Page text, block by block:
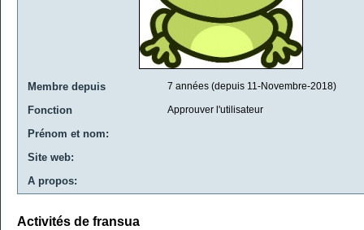
Membre depuis 7 années (depuis 11-Novembre-2018)
Fonction Approuver l'utilisateur
Prénom et nom:
Site web:
A propos:
Activités de fransua